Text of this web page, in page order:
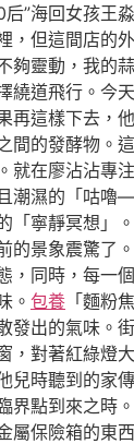
”海回女孩王
但這間店
靈動，我
繞道飛行。
這樣下去
間的發酵物。
在廖沾沾專
潮濕的「咕
寧靜冥想
景象震驚
同時，每
。 包養 「麵粉
出的氣味。
對著紅綠
時聽到的
界點到來之
保險箱的